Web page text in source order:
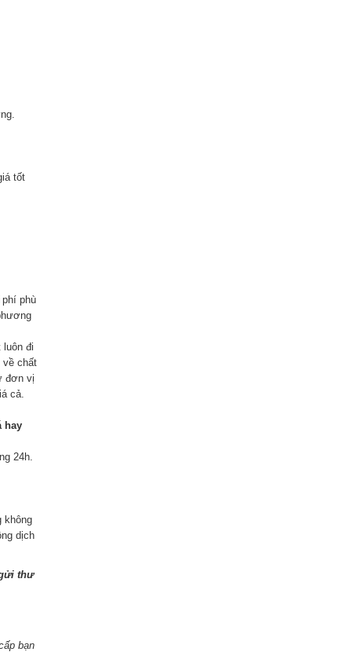
tốt
phù
đi
về chất
đơn vị
cả.
hay
24h.
không
dịch
thư
bạn